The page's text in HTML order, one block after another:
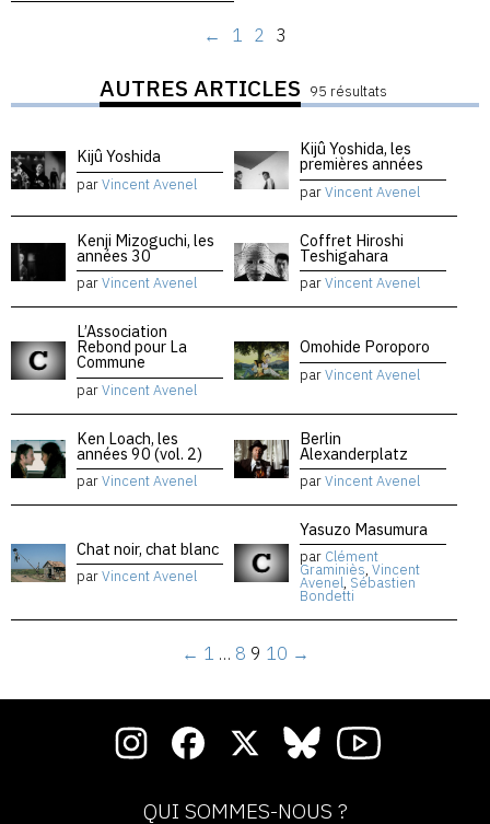
← 1 2 3
AUTRES ARTICLES 95 résultats
Kijû Yoshida
parVincent Avenel
Kijû Yoshida, les
premières années
parVincent Avenel
Kenji Mizoguchi, les
années 30
parVincent Avenel
Coffret Hiroshi
Teshigahara
parVincent Avenel
L’Association
Rebond pour La
Commune
parVincent Avenel
Omohide Poroporo
parVincent Avenel
Ken Loach, les
années 90 (vol. 2)
parVincent Avenel
Berlin
Alexanderplatz
parVincent Avenel
Chat noir, chat blanc
parVincent Avenel
Yasuzo Masumura
par Clément
Graminiès, Vincent
Avenel, Sébastien
Bondetti
← 1 … 8 9 10 →
QUI SOMMES-NOUS ?